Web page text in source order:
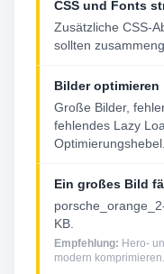
CSS und Fonts
Zusätzliche CSS-
sollten
Bilder optimieren
Große Bilder,
fehlendes Lazy
Optimierungshebel.
Ein großes Bild
KB.
Empfehlung: Hero-
modern komprimieren.